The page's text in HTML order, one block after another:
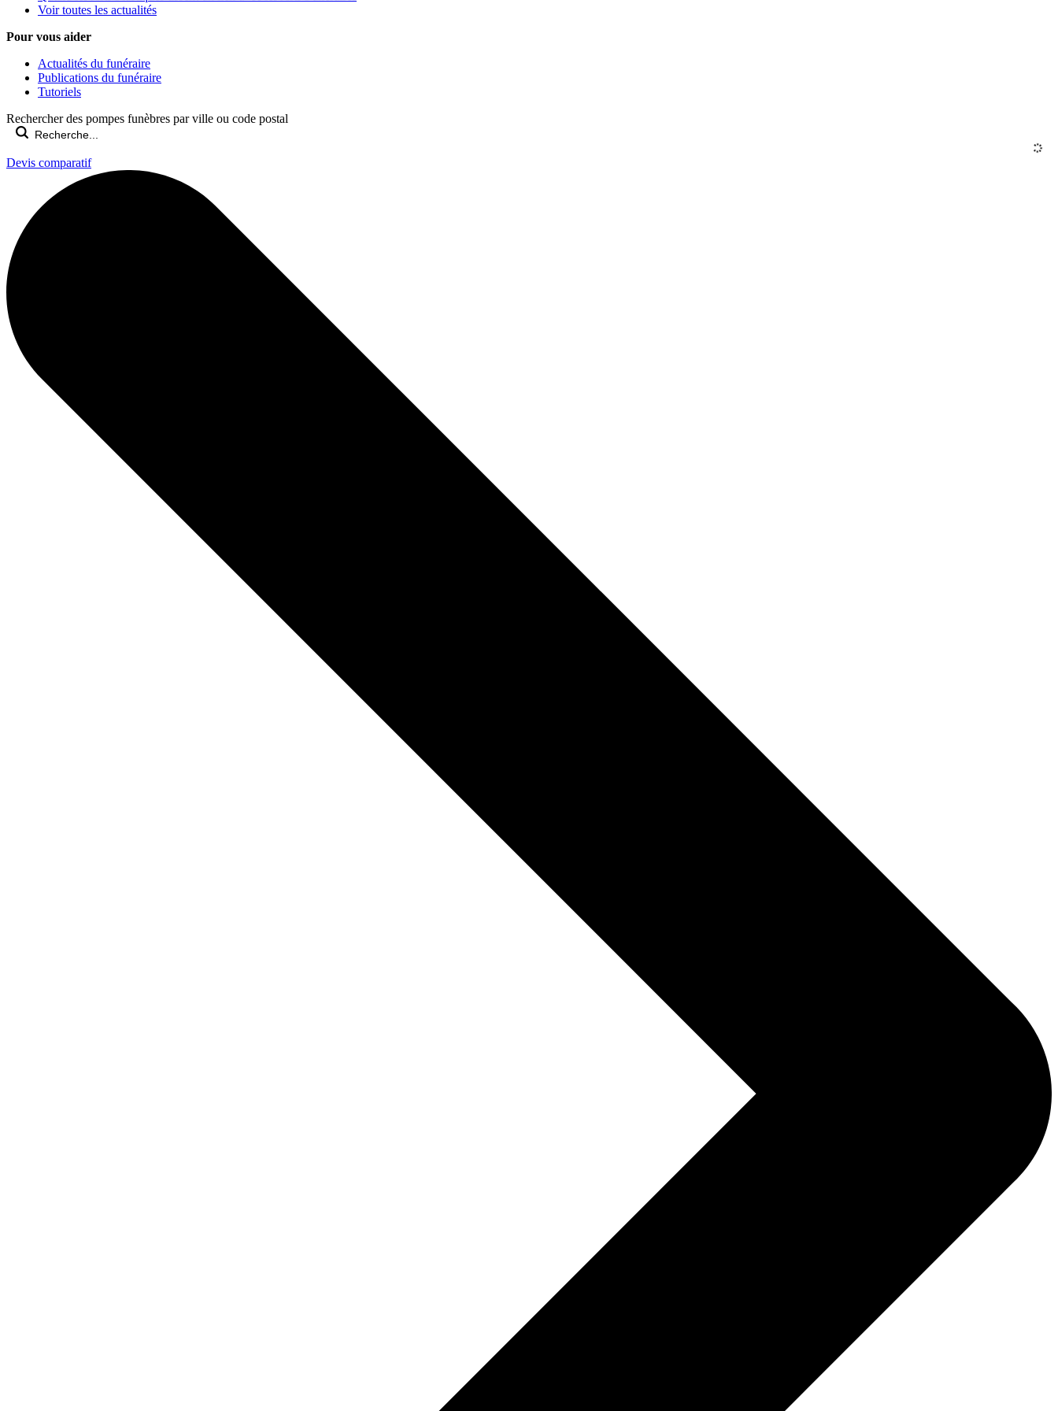
Voir toutes les actualités
Pour vous aider
Actualités du funéraire
Publications du funéraire
Tutoriels
Rechercher des pompes funèbres par ville ou code postal
Devis comparatif